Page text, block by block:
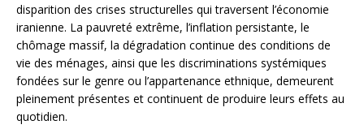
disparition des crises structurelles qui traversent l’économie
iranienne. La pauvreté extrême, l’inflation persistante, le
chômage massif, la dégradation continue des conditions de
vie des ménages, ainsi que les discriminations systémiques
fondées sur le genre ou l’appartenance ethnique, demeurent
pleinement présentes et continuent de produire leurs effets au
quotidien.